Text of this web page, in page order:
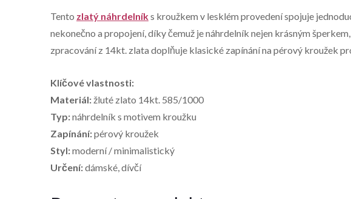
Tento zlatý náhrdelníks kroužkem v lesklém provedení spojuje
nekonečno a propojení, díky čemuž je náhrdelník nejen krásným
zpracování z 14kt. zlata doplňuje klasické zapínání na pérový kroužek
Klíčové vlastnosti:
Materiál:žluté zlato 14kt. 585/1000
Typ:náhrdelník s motivem kroužku
Zapínání:pérový kroužek
Styl:moderní / minimalistický
Určení:dámské, dívčí